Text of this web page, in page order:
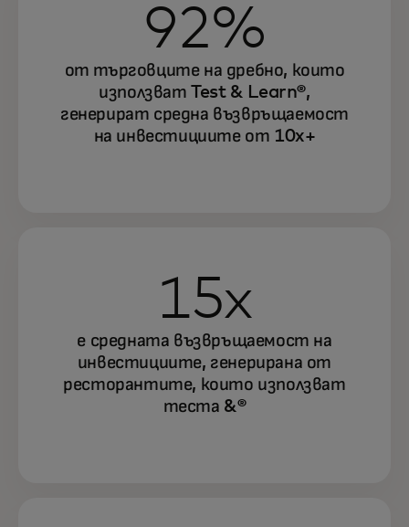
92%
от търговците на дребно, които
използват Test & Learn®,
генерират средна възвръщаемост
на инвестициите от 10x+
15x
е средната възвръщаемост на
инвестициите, генерирана от
ресторантите, които използват
теста &®